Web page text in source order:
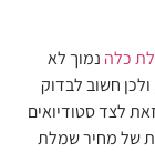
כלה נמוך לא
חשוב לבדוק
לצד סטודיואים
של מחיר שמלת